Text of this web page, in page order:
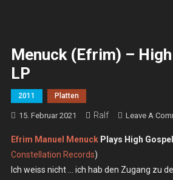
Menuck (Efrim) –
LP
2011 Platten
15. Februar 2021 Ralf Leave A
Efrim Manuel MenuckPlays High Gospel
Constellation Records)
Ich weiss nicht … ich hab den Zugang zu